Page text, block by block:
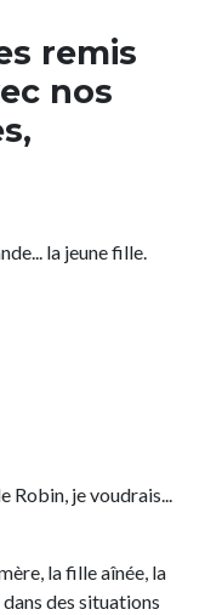
remis
nos
la jeune fille.
Robin, je voudrais...
la fille aînée, la
des situations